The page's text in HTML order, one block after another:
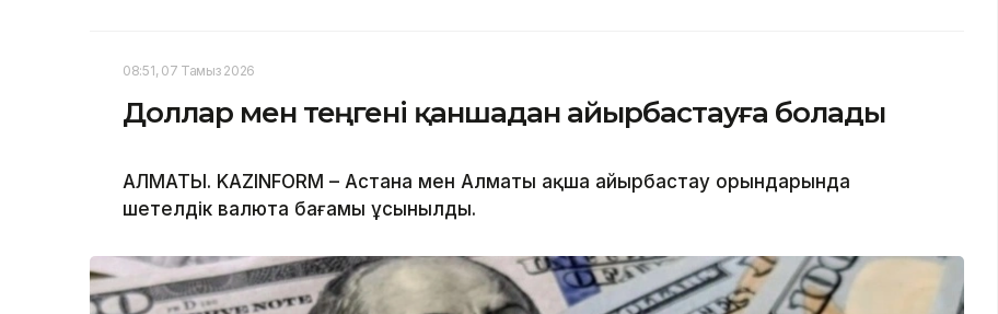
08:51, 07 Тамыз 2026
Доллар мен теңгені қаншадан айырбастауға болады
АЛМАТЫ. KAZINFORM – Астана мен Алматы ақша айырбастау орындарында
шетелдік валюта бағамы ұсынылды.